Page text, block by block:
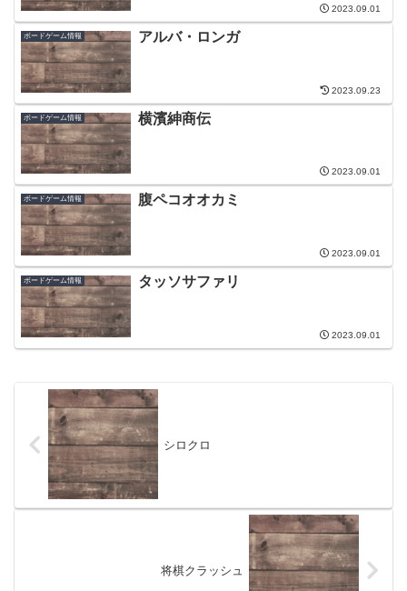
2023.09.01
ボードゲーム情報 アルバ・ロンガ
2023.09.23
ボードゲーム情報 横濱紳商伝
2023.09.01
ボードゲーム情報 腹ペコオオカミ
2023.09.01
ボードゲーム情報 タッソサファリ
2023.09.01
シロクロ
将棋クラッシュ